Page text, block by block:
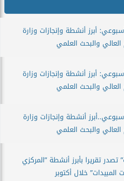
أبرز أنشطة وإنجازات وزارة
العالي والبحث العلمي
أبرز أنشطة وإنجازات وزارة
العالي والبحث العلمي
أنشطة وإنجازات وزارة
العالي والبحث العلمي
تصدر تقريرا بأبرز أنشطة ”المركزي
المبيدات” خلال أكتوبر